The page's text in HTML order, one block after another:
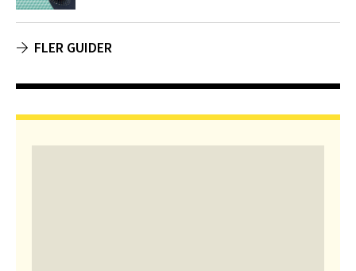
FLER GUIDER